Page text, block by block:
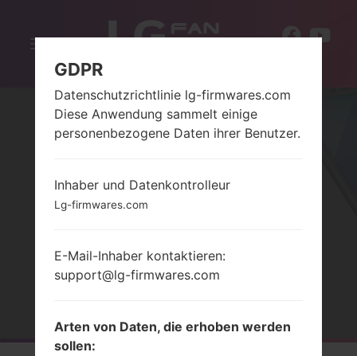
aktivieren
GDPR
Datenschutzrichtlinie lg-firmwares.com
Diese Anwendung sammelt einige
personenbezogene Daten ihrer Benutzer.
Inhaber und Datenkontrolleur
Lg-firmwares.com
E-Mail-Inhaber kontaktieren:
support@lg-firmwares.com
Arten von Daten, die erhoben werden
sollen: